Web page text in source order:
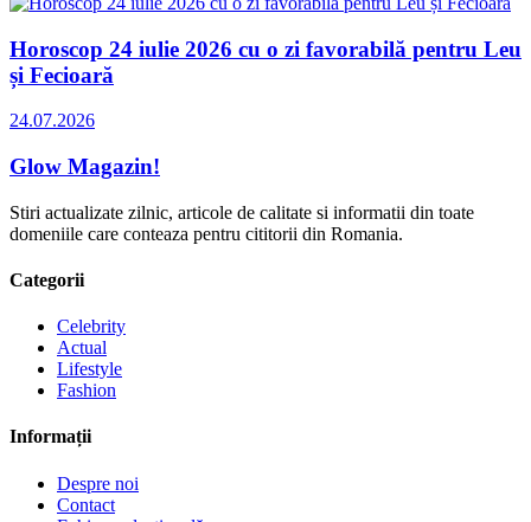
Horoscop 24 iulie 2026 cu o zi favorabilă pentru Leu
și Fecioară
24.07.2026
Glow Magazin!
Stiri actualizate zilnic, articole de calitate si informatii din toate
domeniile care conteaza pentru cititorii din Romania.
Categorii
Celebrity
Actual
Lifestyle
Fashion
Informații
Despre noi
Contact